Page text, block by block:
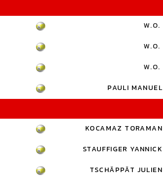
W.O.
W.O.
W.O.
PAULI MANUEL
KOCAMAZ TORAMAN
STAUFFIGER YANNICK
TSCHÄPPÄT JULIEN